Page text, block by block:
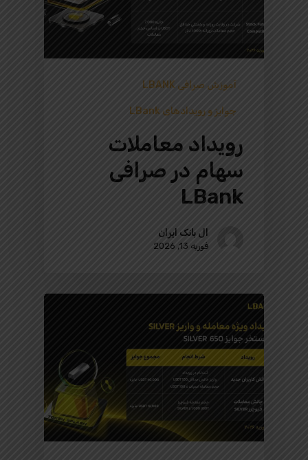
آموزش صرافی LBANK
جوایز و رویدادهای LBank
رویداد معاملات
سهام در صرافی
LBank
ال بانک ایران
فوریه 13, 2026